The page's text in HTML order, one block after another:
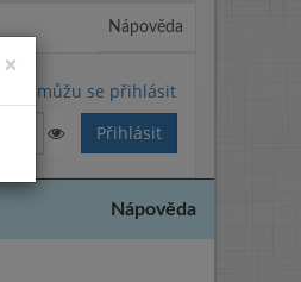
Nápověda
Nemůžu se přihlásit
Nápověda
×